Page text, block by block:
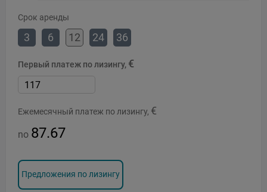
Срок аренды
3 6 12 24 36
Первый платеж по лизингу, €
Ежемесячный платеж по лизингу, €
no 87.67
Предложения по лизингу